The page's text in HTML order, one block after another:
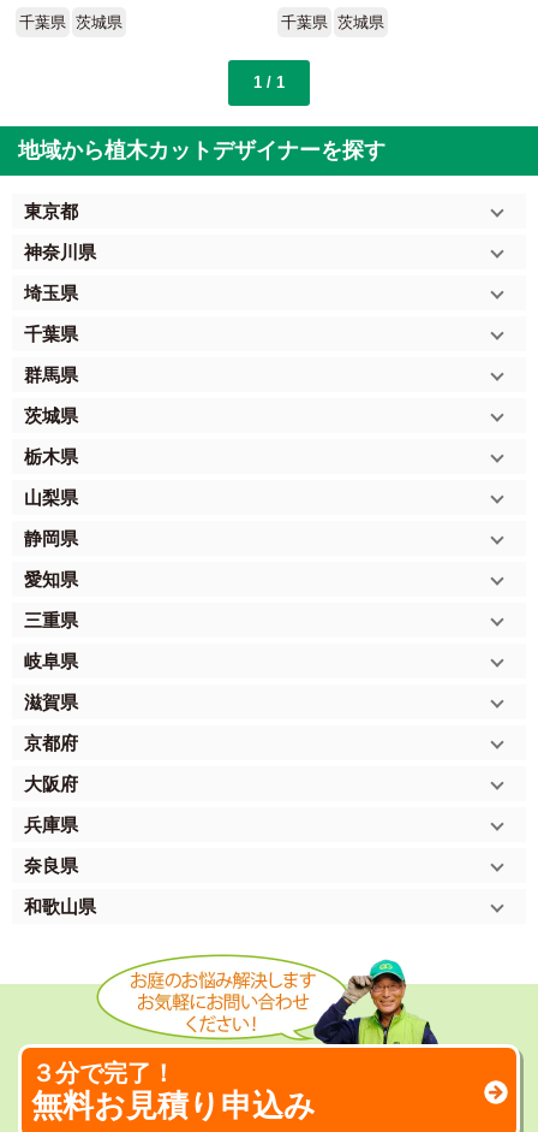
千葉県 茨城県 千葉県 茨城県
1 / 1
地域から植木カットデザイナーを探す
東京都
神奈川県
埼玉県
千葉県
群馬県
茨城県
栃木県
山梨県
静岡県
愛知県
三重県
岐阜県
滋賀県
京都府
大阪府
兵庫県
奈良県
和歌山県
３分で完了！
無料お見積り申込み